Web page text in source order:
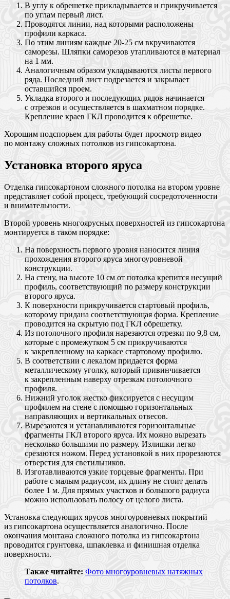
В углу к обрешетке прикладывается и прикручивается
по углам первый лист.
Проводятся линии, над которыми расположены
профили каркаса.
По этим линиям каждые 20-25 см вкручиваются
саморезы. Шляпки саморезов утапливаются в материал
на 1 мм.
Аналогичным образом укладываются листы первого
ряда. Последний лист подрезается и закрывает
оставшийся проем.
Укладка второго и последующих рядов начинается
с отрезков и осуществляется в шахматном порядке.
Крепление краев ГКЛ проводится к обрешетке.
Хорошим подспорьем для работы будет просмотр видео
по монтажу сложных потолков из гипсокартона.
Установка второго яруса
Отделка гипсокартоном сложного потолка на втором уровне
представляет собой процесс, требующий сосредоточенности
и внимательности.
Второй уровень многоярусных поверхностей из гипсокартона
монтируется в таком порядке:
На поверхность первого уровня наносится линия
прохождения второго яруса многоуровневой
конструкции.
На стену, на высоте 10 см от потолка крепится несущий
профиль, соответствующий по размеру конструкции
второго яруса.
К поверхности прикручивается стартовый профиль,
которому придана соответствующая форма. Крепление
проводится на скрытую под ГКЛ обрешетку.
Из потолочного профиля нарезаются отрезки по 9,8 см,
которые с промежутком 5 см прикручиваются
к закрепленному на каркасе стартовому профилю.
В соответствии с лекалом придается форма
металлическому уголку, который привинчивается
к закрепленным наверху отрезкам потолочного
профиля.
Нижний уголок жестко фиксируется с несущим
профилем на стене с помощью горизонтальных
направляющих и вертикальных отвесов.
Вырезаются и устанавливаются горизонтальные
фрагменты ГКЛ второго яруса. Их можно вырезать
несколько большими по размеру. Излишки легко
срезаются ножом. Перед установкой в них прорезаются
отверстия для светильников.
Изготавливаются узкие торцевые фрагменты. При
работе с малым радиусом, их длину не стоит делать
более 1 м. Для прямых участков и большого радиуса
можно использовать полосу от целого листа.
Установка следующих ярусов многоуровневых покрытий
из гипсокартона осуществляется аналогично. После
окончания монтажа сложного потолка из гипсокартона
проводится грунтовка, шпаклевка и финишная отделка
поверхности.
Также читайте: Фото многоуровневых натяжных
потолков.